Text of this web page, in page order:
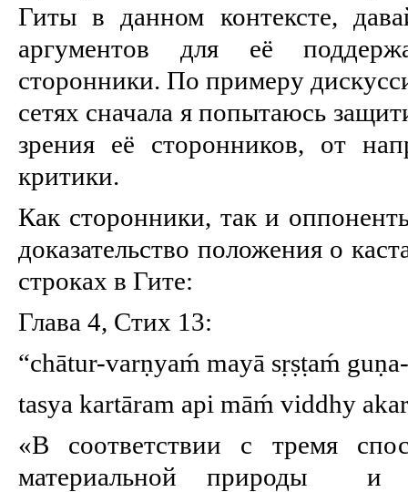
Гиты в данном контексте,
аргументов для её
сторонники. По примеру
сетях сначала я попытаюсь
зрения её сторонников, от
критики.
Как сторонники, так и
доказательство положения о
строках в Гите:
Глава 4, Стих 13:
“chātur-varṇyaḿ mayā sṛṣṭaḿ
tasya kartāram api māḿ viddhy
«В соответствии с тремя
материальной природы и